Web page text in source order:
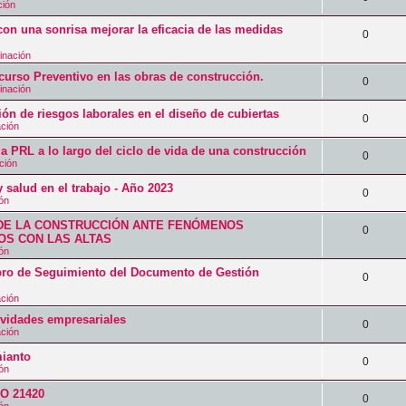
s
t
s
t
a
s
e
t
a
s
p
e
s
t
s
e
p
e
s
t
s
una sonrisa mejorar la eficacia de las medidas
0R
s
p
e
s
t
Preventivo en las obras de construcción. 0R
e
p
u
e
de riesgos laborales en el diseño de cubiertas 0R
e
p
u
e
s
t
a
s
PRL a lo largo del ciclo de vida de una construcción 0R
e
p
e
t
a
s
en el trabajo - Año 2023 0R
e
p
e
t
a
LA CONSTRUCCIÓN ANTE FENÓMENOS
CON LAS ALTAS
0R
s
u
e
t
de Seguimiento del Documento de Gestión
0R
s
p
e
empresariales 0R
e
p
0R
e
21420 0R